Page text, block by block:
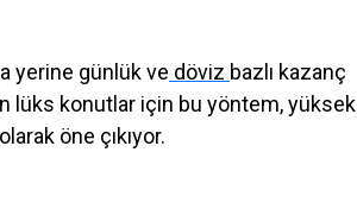
yerine günlük ve döviz bazlı kazanç
lüks konutlar için bu yöntem, yüksek
öne çıkıyor.